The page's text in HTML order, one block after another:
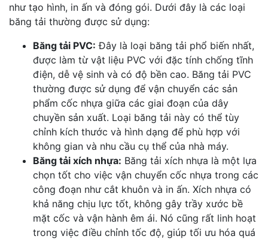
như tạo hình, in ấn và đóng gói. Dưới đây là các loại
băng tải thường được sử dụng:
Băng tải PVC: Đây là loại băng tải phổ biến nhất,
được làm từ vật liệu PVC với đặc tính chống tĩnh
điện, dễ vệ sinh và có độ bền cao. Băng tải PVC
thường được sử dụng để vận chuyển các sản
phẩm cốc nhựa giữa các giai đoạn của dây
chuyền sản xuất. Loại băng tải này có thể tùy
chỉnh kích thước và hình dạng để phù hợp với
không gian và nhu cầu cụ thể của nhà máy.
Băng tải xích nhựa: Băng tải xích nhựa là một lựa
chọn tốt cho việc vận chuyển cốc nhựa trong các
công đoạn như cắt khuôn và in ấn. Xích nhựa có
khả năng chịu lực tốt, không gây trầy xước bề
mặt cốc và vận hành êm ái. Nó cũng rất linh hoạt
trong việc điều chỉnh tốc độ, giúp tối ưu hóa quá